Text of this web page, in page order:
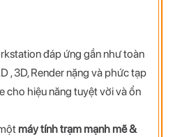
đáp ứng gần như toàn
, 3D, Render nặng và phức tạp
cho hiệu năng tuyệt vời và ổn
máy tính trạm mạnh mẽ &